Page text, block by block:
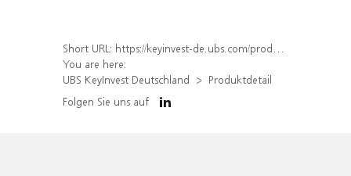
Short URL: https://keyinvest-de.ubs.com/produkt/detail/index/isin/DE000WA7UFW7
You are here:
UBS KeyInvest Deutschland
Produktdetail
Folgen Sie uns auf